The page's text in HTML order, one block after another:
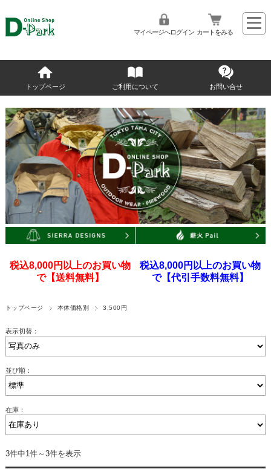
マイページへログイン カートをみる
トップページ ご利用について お問い合せ
税込8,000円以上のお買い物
で【送料無料】
税込8,000円以上のお買い物
で【代引手数料無料】
トップページ 本体価格別 3,500円
表示切替：
並び順：
在庫：
3件中1件～3件を表示